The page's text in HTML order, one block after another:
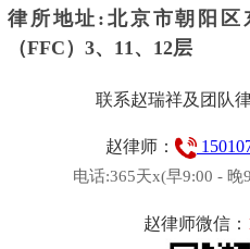
律所地址:北京市朝阳区
（FFC）3、11、12层
联系赵瑞祥及团队
赵律师：
电话:365天x(早9:00 -
赵律师微信：